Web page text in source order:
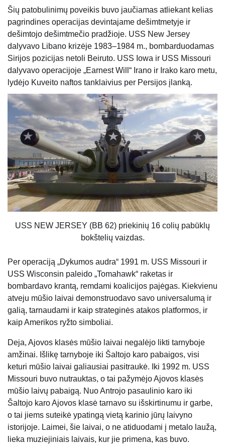
Šių patobulinimų poveikis buvo jaučiamas atliekant kelias
pagrindines operacijas devintajame dešimtmetyje ir
dešimtojo dešimtmečio pradžioje. USS New Jersey
dalyvavo Libano krizėje 1983–1984 m., bombarduodamas
Sirijos pozicijas netoli Beiruto. USS Iowa ir USS Missouri
dalyvavo operacijoje „Earnest Will“ Irano ir Irako karo metu,
lydėjo Kuveito naftos tanklaivius per Persijos įlanką.
USS NEW JERSEY (BB 62) priekinių 16 colių pabūklų
bokštelių vaizdas.
Per operaciją „Dykumos audra“ 1991 m. USS Missouri ir
USS Wisconsin paleido „Tomahawk“ raketas ir
bombardavo krantą, remdami koalicijos pajėgas. Kiekvienu
atveju mūšio laivai demonstruodavo savo universalumą ir
galią, tarnaudami ir kaip strateginės atakos platformos, ir
kaip Amerikos ryžto simboliai.
Deja, Ajovos klasės mūšio laivai negalėjo likti tarnyboje
amžinai. Išlikę tarnyboje iki Šaltojo karo pabaigos, visi
keturi mūšio laivai galiausiai pasitraukė. Iki 1992 m. USS
Missouri buvo nutrauktas, o tai pažymėjo Ajovos klasės
mūšio laivų pabaigą. Nuo Antrojo pasaulinio karo iki
Šaltojo karo Ajovos klasė tarnavo su išskirtinumu ir garbe,
o tai jiems suteikė ypatingą vietą karinio jūrų laivyno
istorijoje. Laimei, šie laivai, o ne atiduodami į metalo laužą,
lieka muziejiniais laivais, kur jie primena, kas buvo.